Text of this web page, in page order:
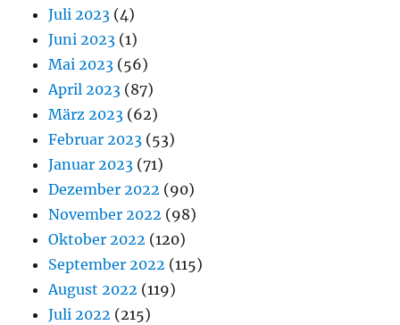
Juli 2023 (4)
Juni 2023 (1)
Mai 2023 (56)
April 2023 (87)
März 2023 (62)
Februar 2023 (53)
Januar 2023 (71)
Dezember 2022 (90)
November 2022 (98)
Oktober 2022 (120)
September 2022 (115)
August 2022 (119)
Juli 2022 (215)